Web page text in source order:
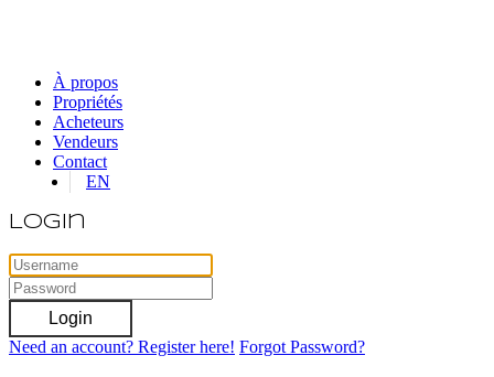
À propos
Propriétés
Acheteurs
Vendeurs
Contact
EN
Login
Login
Need an account? Register here! Forgot Password?